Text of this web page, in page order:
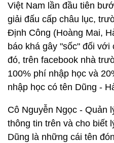
Việt Nam lần đầu tiên
giải đấu cấp châu lục,
Định Công (Hoàng Mai,
báo khá gây "sốc" đối
đó, trên facebook nhà
100% phí nhập học và
nhập học có tên Dũng -
Cô Nguyễn Ngọc - Quản
thông tin trên và cho biết
Dũng là những cái tên